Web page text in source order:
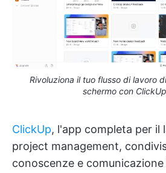
Rivoluziona il tuo flusso di lavoro
schermo con
ClickUp, l'app completa per il
project management,
conoscenze e